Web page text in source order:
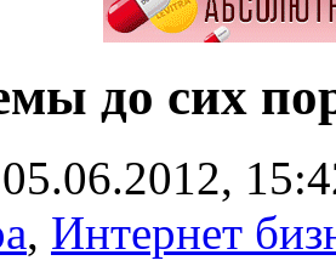
до сих
, Интернет